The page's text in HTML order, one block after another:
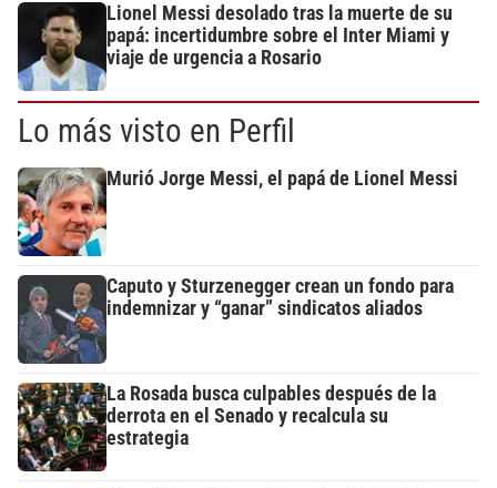
Lionel Messi desolado tras la muerte de su
papá: incertidumbre sobre el Inter Miami y
viaje de urgencia a Rosario
Lo más visto en Perfil
Murió Jorge Messi, el papá de Lionel Messi
Caputo y Sturzenegger crean un fondo para
indemnizar y “ganar” sindicatos aliados
La Rosada busca culpables después de la
derrota en el Senado y recalcula su
estrategia